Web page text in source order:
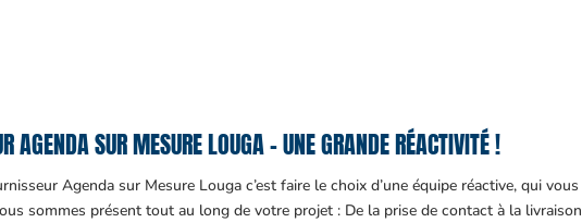
AGENDA SUR MESURE LOUGA – UNE GRANDE RÉACTIVITÉ !
Agenda sur Mesure Louga c’est faire le choix d’une équipe réactive, qui vous
sommes présent tout au long de votre projet : De la prise de contact à la livraison